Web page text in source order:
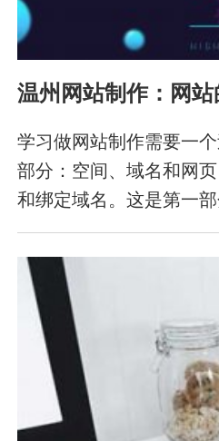
温州网站制作：网
学习做网站制作需要一
部分：空间、域名和网
和绑定域名。这是第一部